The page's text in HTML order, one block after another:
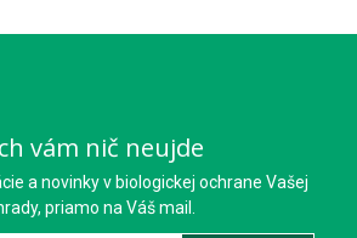
vám nič neujde
a novinky v biologickej ochrane Vašej
priamo na Váš mail.